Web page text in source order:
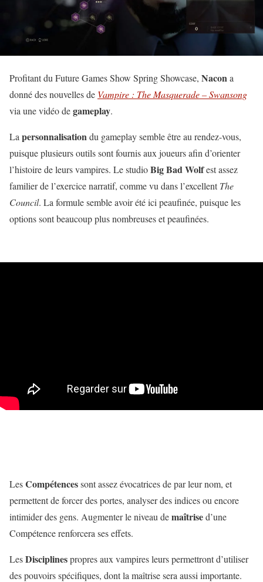
Profitant du Future Games Show Spring Showcase, Nacona
donné des nouvelles de Vampire : The Masquerade – Swansong
via une vidéo degameplay.
La personnalisationdu gameplay semble être au rendez-vous,
puisque plusieurs outils sont fournis aux joueurs afin d’orienter
l’histoire de leurs vampires. Le studioBig Bad Wolfest assez
familier de l’exercice narratif, comme vu dans l’excellentThe
Council. La formule semble avoir été ici peaufinée, puisque les
options sont beaucoup plus nombreuses et peaufinées.
LesCompétencessont assez évocatrices de par leur nom, et
permettent de forcer des portes, analyser des indices ou encore
intimider des gens. Augmenter le niveau demaîtrised’une
Compétence renforcera ses effets.
LesDisciplinespropres aux vampires leurs permettront d’utiliser
des pouvoirs spécifiques, dont la maîtrise sera aussi importante.